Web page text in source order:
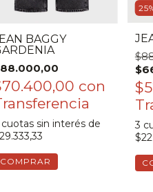
BAGGY
con
cuotas sin interés de
COMPRAR
25
3